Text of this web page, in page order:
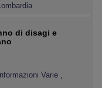
di disagi e
Informazioni Varie ,